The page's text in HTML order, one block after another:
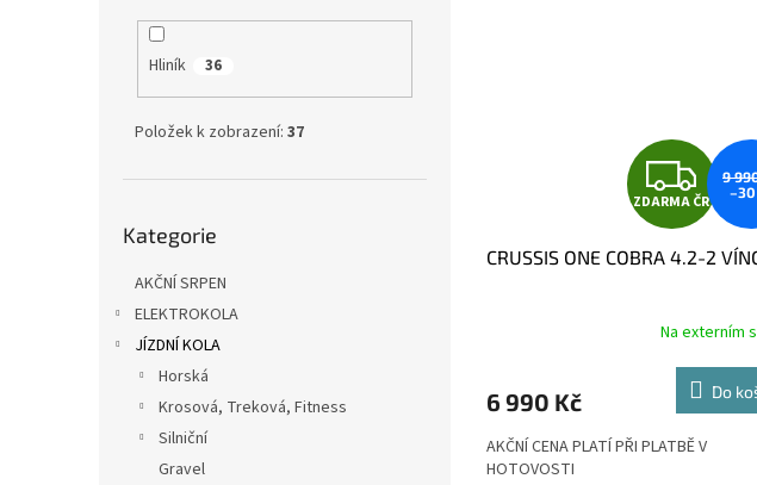
Hliník 36
Položek k zobrazení: 37
kategorie
Kategorie
AKČNÍ SRPEN
ELEKTROKOLA
JÍZDNÍ KOLA
Horská
Krosová, Treková, Fitness
Silniční
Gravel
Z
D
A
R
M
A
ZDARMA ČR
9
CRUSSIS ONE COBRA 4.2-2
Na externím
6 990 Kč Do
AKČNÍ CENA PLATÍ PŘI PLATBĚ V
HOTOVOSTI